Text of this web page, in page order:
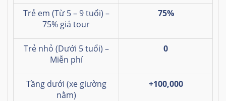
Trẻ em (Từ 5 – 9 tuổi) –
75% giá tour
75%
Trẻ nhỏ (Dưới 5 tuổi) –
Miễn phí
0
Tầng dưới (xe giường
nằm)
+100,000